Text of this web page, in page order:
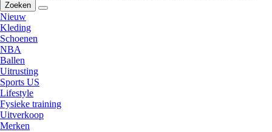
Zoeken
Nieuw
Kleding
Schoenen
NBA
Ballen
Uitrusting
Sports US
Lifestyle
Fysieke training
Uitverkoop
Merken